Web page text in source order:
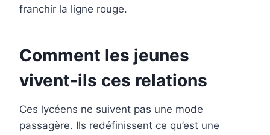
franchir la ligne rouge.
Comment les jeunes
vivent-ils ces relations
Ces lycéens ne suivent pas une mode
passagère. Ils redéfinissent ce qu’est une